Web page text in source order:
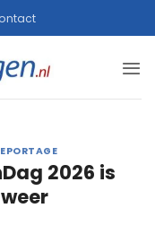
2026 is